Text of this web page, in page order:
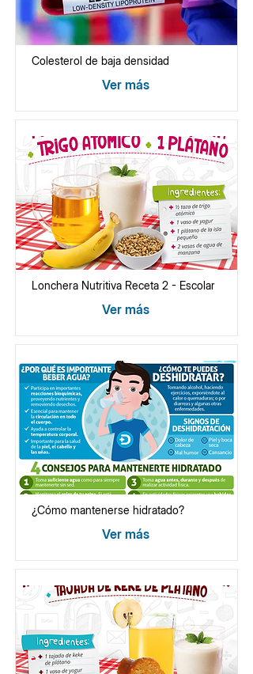
Colesterol de baja densidad
Ver más
Lonchera Nutritiva Receta 2 - Escolar
Ver más
¿Cómo mantenerse hidratado?
Ver más